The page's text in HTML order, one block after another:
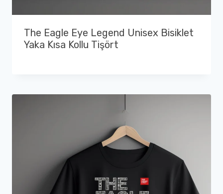
The Eagle Eye Legend Unisex Bisiklet
Yaka Kısa Kollu Tişört